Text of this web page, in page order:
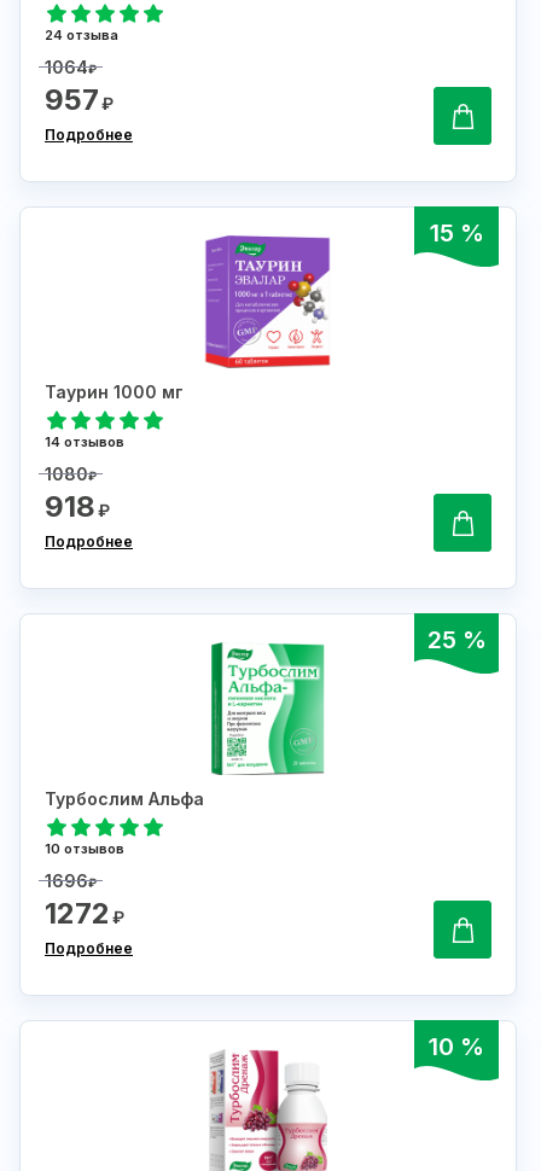
24 отзыва
1064₽
957₽
Подробнее
15 %
Таурин 1000 мг
14 отзывов
1080₽
918₽
Подробнее
25 %
Турбослим Альфа
10 отзывов
1696₽
1272 ₽
Подробнее
10 %